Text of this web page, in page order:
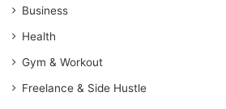
Business
Health
Gym & Workout
Freelance & Side Hustle